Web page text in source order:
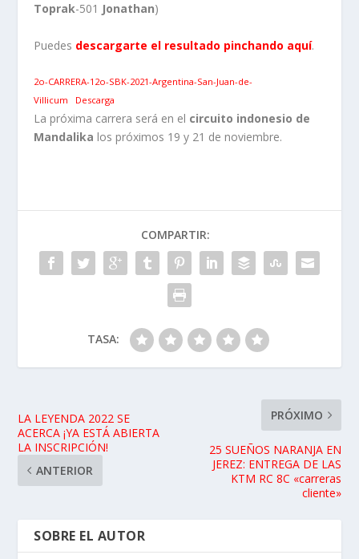
Toprak-501 Jonathan)
Puedes descargarte el resultado pinchando aquí.
2o-CARRERA-12o-SBK-2021-Argentina-San-Juan-de-
Villicum
Descarga
La próxima carrera será en el circuito indonesio de
Mandalika los próximos 19 y 21 de noviembre.
COMPARTIR:
TASA:
LA LEYENDA 2022 SE
ACERCA ¡YA ESTÁ ABIERTA
LA INSCRIPCIÓN!
ANTERIOR
PRÓXIMO
25 SUEÑOS NARANJA EN
JEREZ: ENTREGA DE LAS
KTM RC 8C «carreras
cliente»
SOBRE EL AUTOR